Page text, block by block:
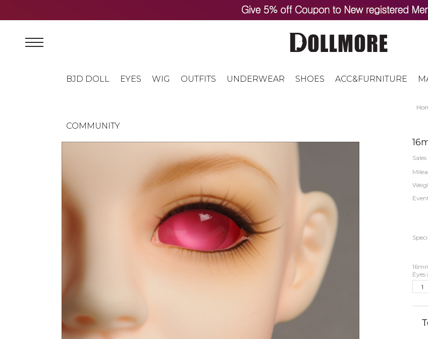
BJD DOLL EYES WIG OUTFITS UNDERWEAR SHOES ACC&FURNITURE
COMMUNITY